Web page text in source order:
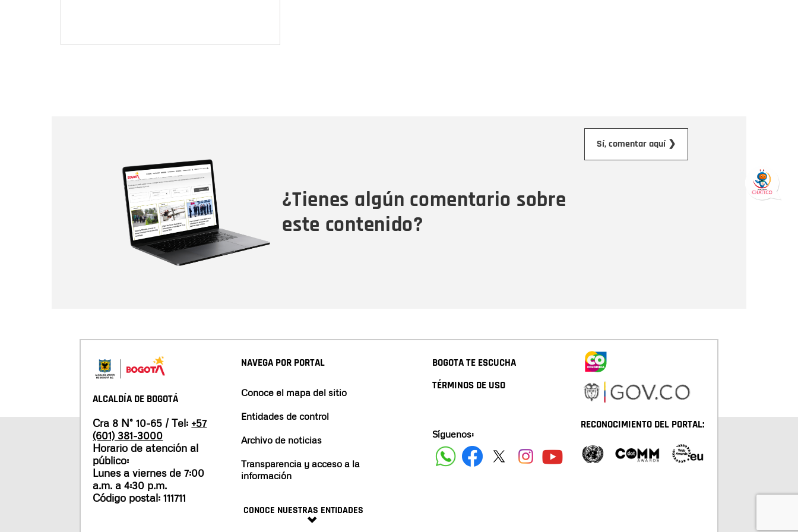
¿Tienes algún comentario sobre
este contenido?
Sí, comentar aquí ❯
ALCALDÍA DE BOGOTÁ
Cra 8 N° 10-65 / Tel: +57
(601) 381-3000
Horario de atención al
público:
Lunes a viernes de 7:00
a.m. a 4:30 p.m.
Código postal: 111711
NAVEGA POR PORTAL
Conoce el mapa del sitio
Entidades de control
Archivo de noticias
Transparencia y acceso a la
información
CONOCE NUESTRAS ENTIDADES
BOGOTA TE ESCUCHA
TÉRMINOS DE USO
Síguenos:
RECONOCIMIENTO DEL PORTAL: